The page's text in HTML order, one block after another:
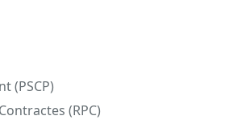
(PSCP)
(RPC)